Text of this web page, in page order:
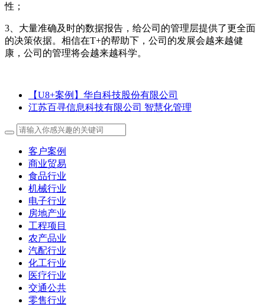
性；
3、大量准确及时的数据报告，给公司的管理层提供了更全面
的决策依据。相信在T+的帮助下，公司的发展会越来越健
康，公司的管理将会越来越科学。
【U8+案例】华自科技股份有限公司
江苏百寻信息科技有限公司 智慧化管理
客户案例
商业贸易
食品行业
机械行业
电子行业
房地产业
工程项目
农产品业
汽配行业
化工行业
医疗行业
交通公共
零售行业